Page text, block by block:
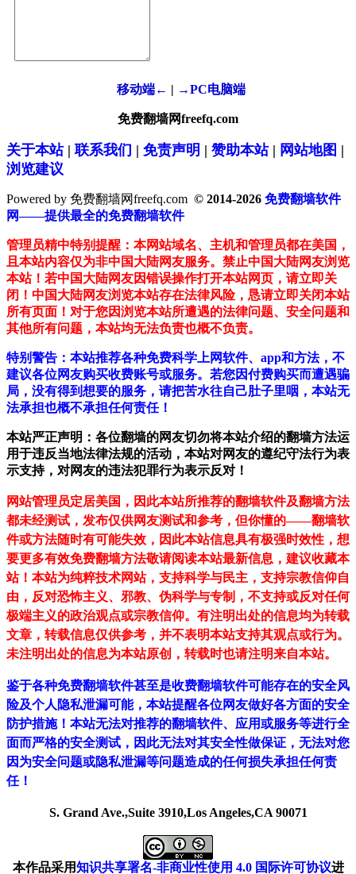
移动端← | →PC电脑端
免费翻墙网freefq.com
关于本站| 联系我们 | 免责声明 | 赞助本站| 网站地图 |
浏览建议
Powered by 免费翻墙网freefq.com © 2014-2026 免费翻墙软件
网——提供最全的免费翻墙软件
管理员精中特别提醒：本网站域名、主机和管理员都在美国，
且本站内容仅为非中国大陆网友服务。禁止中国大陆网友浏览
本站！若中国大陆网友因错误操作打开本站网页，请立即关
闭！中国大陆网友浏览本站存在法律风险，恳请立即关闭本站
所有页面！对于您因浏览本站所遭遇的法律问题、安全问题和
其他所有问题，本站均无法负责也概不负责。
特别警告：本站推荐各种免费科学上网软件、app和方法，不
建议各位网友购买收费账号或服务。若您因付费购买而遭遇骗
局，没有得到想要的服务，请把苦水往自己肚子里咽，本站无
法承担也概不承担任何责任！
本站严正声明：各位翻墙的网友切勿将本站介绍的翻墙方法运
用于违反当地法律法规的活动，本站对网友的遵纪守法行为表
示支持，对网友的违法犯罪行为表示反对！
网站管理员定居美国，因此本站所推荐的翻墙软件及翻墙方法
都未经测试，发布仅供网友测试和参考，但你懂的——翻墙软
件或方法随时有可能失效，因此本站信息具有极强时效性，想
要更多有效免费翻墙方法敬请阅读本站最新信息，建议收藏本
站！ 本站为纯粹技术网站，支持科学与民主，支持宗教信仰自
由，反对恐怖主义、邪教、伪科学与专制，不支持或反对任何
极端主义的政治观点或宗教信仰。有注明出处的信息均为转载
文章，转载信息仅供参考，并不表明本站支持其观点或行为。
未注明出处的信息为本站原创，转载时也请注明来自本站。
鉴于各种免费翻墙软件甚至是收费翻墙软件可能存在的安全风
险及个人隐私泄漏可能，本站提醒各位网友做好各方面的安全
防护措施！本站无法对推荐的翻墙软件、应用或服务等进行全
面而严格的安全测试，因此无法对其安全性做保证，无法对您
因为安全问题或隐私泄漏等问题造成的任何损失承担任何责
任！
S. Grand Ave.,Suite 3910,Los Angeles,CA 90071
本作品采用知识共享署名-非商业性使用 4.0 国际许可协议进